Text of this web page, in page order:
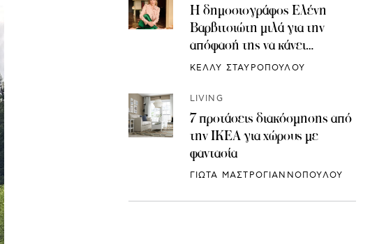
Η δημοσιογράφος Ελένη
Βαρβιτσιώτη μιλά για την
απόφασή της να κάνει
κρυοσυντήρηση ωαρίων
ΚΕΛΛΥ ΣΤΑΥΡΟΠΟΥΛΟΥ
LIVING
7 προτάσεις διακόσμησης από
την IKEA για χώρους με
φαντασία
ΓΙΩΤΑ ΜΑΣΤΡΟΓΙΑΝΝΟΠΟΥΛΟΥ